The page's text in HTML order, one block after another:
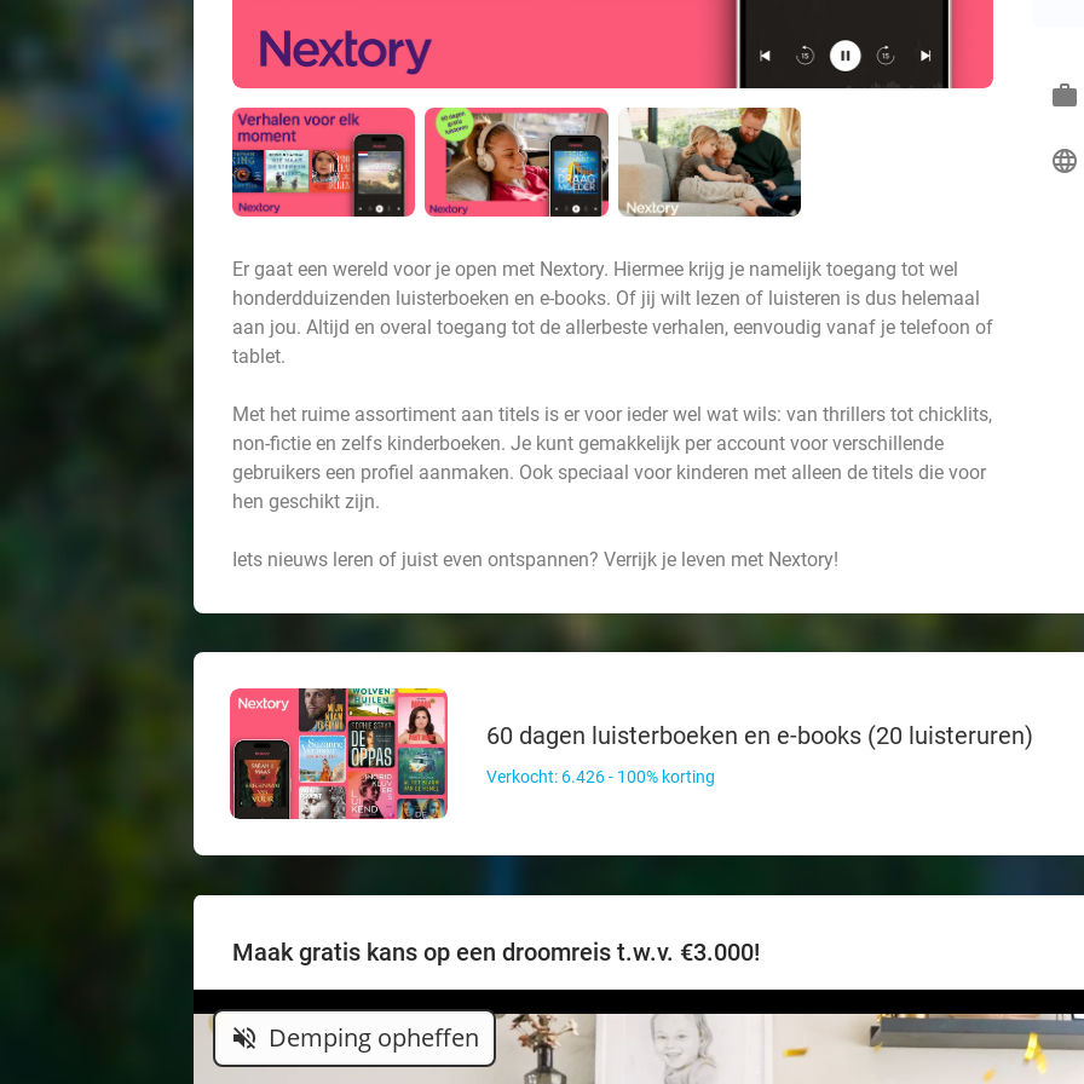
Er gaat een wereld voor je open met Nextory. Hiermee krijg je namelijk toegang tot wel
honderdduizenden luisterboeken en e-books. Of jij wilt lezen of luisteren is dus helemaal
aan jou. Altijd en overal toegang tot de allerbeste verhalen, eenvoudig vanaf je telefoon of
tablet.
Met het ruime assortiment aan titels is er voor ieder wel wat wils: van thrillers tot chicklits,
non-fictie en zelfs kinderboeken. Je kunt gemakkelijk per account voor verschillende
gebruikers een profiel aanmaken. Ook speciaal voor kinderen met alleen de titels die voor
hen geschikt zijn.
Iets nieuws leren of juist even ontspannen? Verrijk je leven met Nextory!
work
language
60 dagen luisterboeken en e-books (20 luisteruren)
Verkocht: 6.426 - 100% korting
Maak gratis kans op een droomreis t.w.v. €3.000!
volume_off Demping opheffen